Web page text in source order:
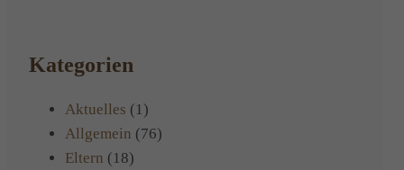
Kategorien
Aktuelles (1)
Allgemein (76)
Eltern (18)